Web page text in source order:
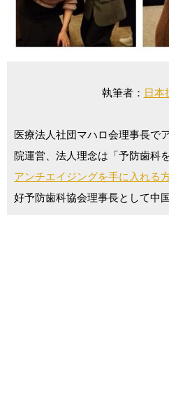
執筆者： 日本
医療法人社団マハロ会理事長で
院運営、法人理念は「予防歯科
アンチエイジングを手に入れる
好予防歯科協会理事長として中